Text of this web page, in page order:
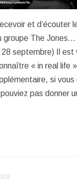
et d’écouter
groupe The
septembre) Il est
« in real life
si
pas donner